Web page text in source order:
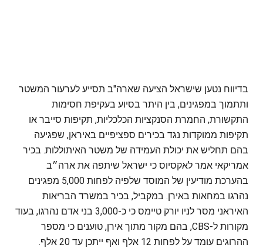
בדיווח נטען שישראל הציעה שארה"ב תסייע לערעור המשטר
ותתמוך במפגינים, בין היתר בסיוע בעקיפת חסימות
התקשורת, החמרת הסנקציות הכלכליות, תקיפות סייבר או
תקיפות ממוקדות נגד בכירים ספציפיים באיראן, שפגיעה
בהם תחליש את יכולת העמידה של משטר האיתוללות. בכיר
אמריקאי אמר לאקסיוס כי ישראל שיתפה את ארה״ב
בהערכת מודיעין של המוסד שלפיה לפחות 5,000 מפגינים
נהרגו במחאות באירן. במקביל, בכיר במשרד הבריאות
האיראני מסר לניו יורק טיימס כי כ-3,000 בני אדם נהרגו, בעוד
מקורות ל-CBS, בהם מקור מתוך אירן, טוענים כי מספר
ההרוגים עומד על לפחות 12 אלף ואף ייתכן עד 20 אלף.